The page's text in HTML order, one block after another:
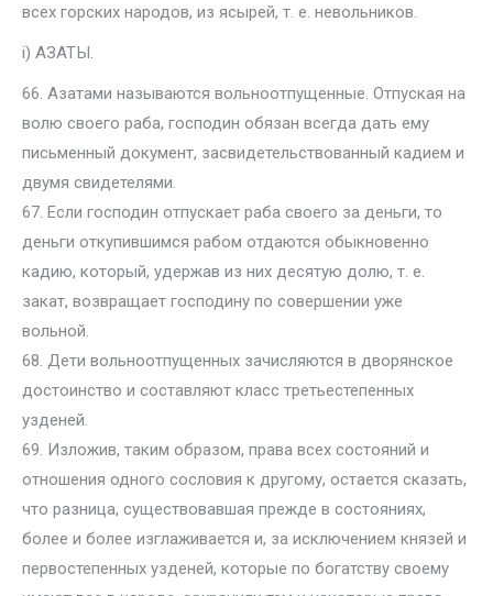
всех горских народов, из ясырей, т. е. невольников.
i) АЗАТЫ.
66. Азатами называются вольноотпущенные. Отпуская на
волю своего раба, господин обязан всегда дать ему
письменный документ, засвидетельствованный кадием и
двумя свидетелями.
67. Если господин отпускает раба своего за деньги, то
деньги откупившимся рабом отдаются обыкновенно
кадию, который, удержав из них десятую долю, т. е.
закат, возвращает господину по совершении уже
вольной.
68. Дети вольноотпущенных зачисляются в дворянское
достоинство и составляют класс третьестепенных
узденей.
69. Изложив, таким образом, права всех состояний и
отношения одного сословия к другому, остается сказать,
что разница, существовавшая прежде в состояниях,
более и более изглаживается и, за исключением князей и
первостепенных узденей, которые по богатству своему